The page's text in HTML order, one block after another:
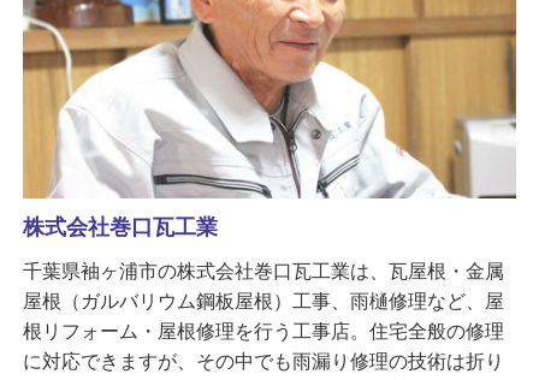
株式会社巻口瓦工業
千葉県袖ヶ浦市の株式会社巻口瓦工業は、瓦屋根・金属
屋根（ガルバリウム鋼板屋根）工事、雨樋修理など、屋
根リフォーム・屋根修理を行う工事店。住宅全般の修理
に対応できますが、その中でも雨漏り修理の技術は折り